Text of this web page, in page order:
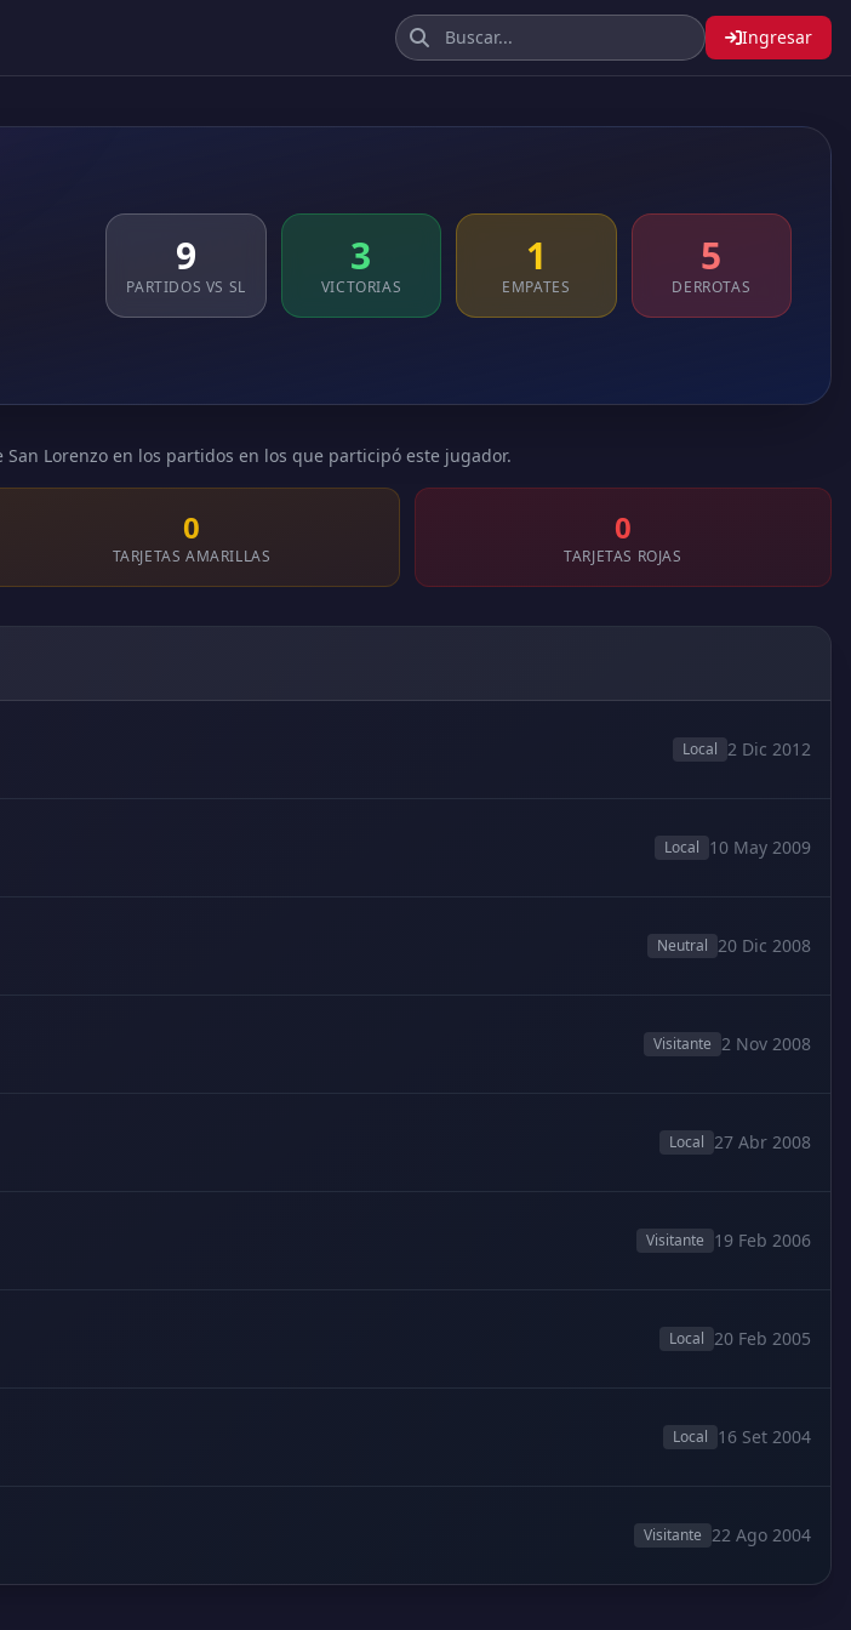
Ingresar
9
PARTIDOS VS SL
3
VICTORIAS
1
EMPATES
5
DERROTAS
Lorenzo en los partidos en los que participó este jugador.
0
TARJETAS AMARILLAS
0
TARJETAS ROJAS
Local 2 Dic 2012
Local 10 May 2009
Neutral 20 Dic 2008
Visitante 2 Nov 2008
Local 27 Abr 2008
Visitante 19 Feb 2006
Local 20 Feb 2005
Local 16 Set 2004
Visitante 22 Ago 2004